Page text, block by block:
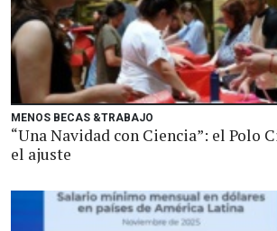
MENOS BECAS &TRABAJO
“Una Navidad con Ciencia”: el Polo
el ajuste